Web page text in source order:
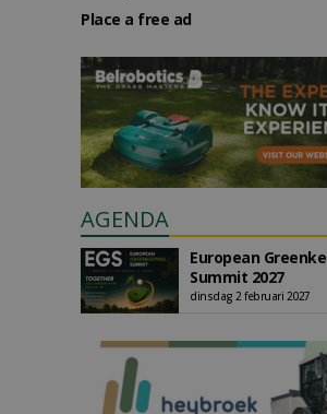
Place a free ad
AGENDA
European
Summit 2027
dinsdag 2 februari 2027